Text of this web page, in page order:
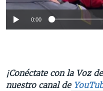
0:00
¡Conéctate con la Voz
nuestro canal de